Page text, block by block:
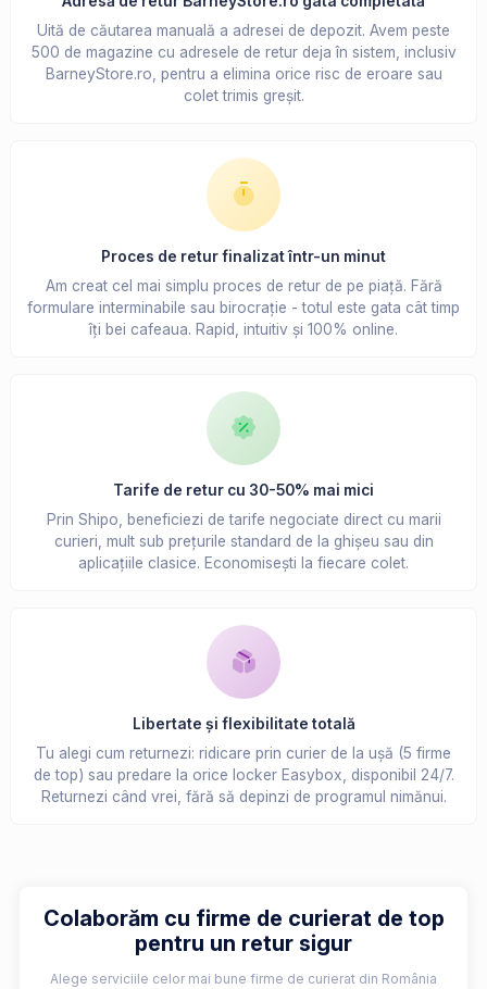
Uită de căutarea manuală a adresei de depozit. Avem peste
500 de magazine cu adresele de retur deja în sistem, inclusiv
BarneyStore.ro, pentru a elimina orice risc de eroare sau
colet trimis greșit.
Proces de retur finalizat într-un minut
Am creat cel mai simplu proces de retur de pe piață. Fără
formulare interminabile sau birocrație - totul este gata cât timp
îți bei cafeaua. Rapid, intuitiv și 100% online.
Tarife de retur cu 30-50% mai mici
Prin Shipo, beneficiezi de tarife negociate direct cu marii
curieri, mult sub prețurile standard de la ghișeu sau din
aplicațiile clasice. Economisești la fiecare colet.
Libertate și flexibilitate totală
Tu alegi cum returnezi: ridicare prin curier de la ușă (5 firme
de top) sau predare la orice locker Easybox, disponibil 24/7.
Returnezi când vrei, fără să depinzi de programul nimănui.
Colaborăm cu firme de curierat de top
pentru un retur sigur
Alege serviciile celor mai bune firme de curierat din România